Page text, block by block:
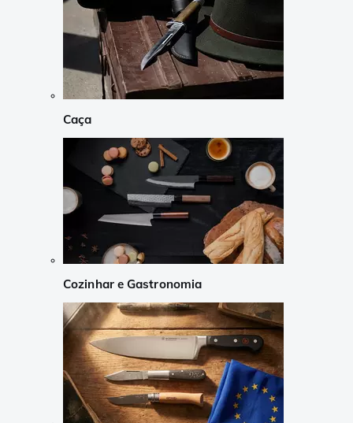
Caça
Cozinhar e Gastronomia